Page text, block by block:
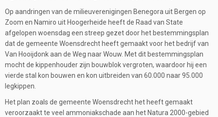
Op aandringen van de milieuverenigingen Benegora uit Bergen op
Zoom en Namiro uit Hoogerheide heeft de Raad van State
afgelopen woensdag een streep gezet door het bestemmingsplan
dat de gemeente Woensdrecht heeft gemaakt voor het bedrijf van
Van Hooijdonk aan de Weg naar Wouw. Met dit bestemmingsplan
mocht de kippenhouder zijn bouwblok vergroten, waardoor hij een
vierde stal kon bouwen en kon uitbreiden van 60.000 naar 95.000
legkippen.
Het plan zoals de gemeente Woensdrecht het heeft gemaakt
veroorzaakt te veel ammoniakschade aan het Natura 2000-gebied